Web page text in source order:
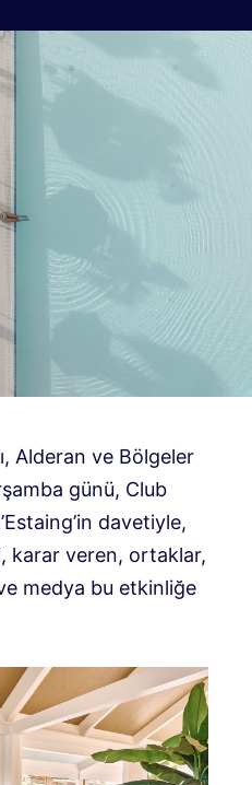
Alderan ve Bölgeler
günü, Club
davetiyle,
karar veren, ortaklar,
medya bu etkinliğe